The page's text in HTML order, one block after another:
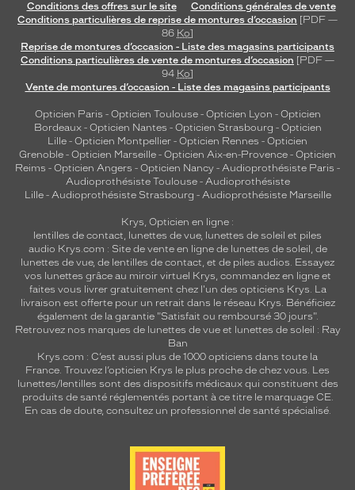
Conditions des offres sur le site
Conditions générales de vente
Conditions particulières de reprise de montures d’occasion [PDF —
86 Ko]
Reprise de montures d’occasion - Liste des magasins participants
Conditions particulières de vente de montures d’occasion [PDF —
94 Ko]
Vente de montures d’occasion - Liste des magasins participants
Opticien Paris - Opticien Toulouse- Opticien Lyon - Opticien
Bordeaux- Opticien Nantes - Opticien Strasbourg - Opticien
Lille - Opticien Montpellier - Opticien Rennes - Opticien
Grenoble - Opticien Marseille - Opticien Aix-en-Provence - Opticien
Reims - Opticien Angers - Opticien Nancy - Audioprothésiste Paris -
Audioprothésiste Toulouse- Audioprothésiste
Lille- Audioprothésiste Strasbourg - Audioprothésiste Marseille
Krys, Opticien en ligne :
lentilles de contact, lunettes de vue, lunettes de soleil et piles
audio Krys.com : Site de vente en ligne de lunettes de soleil, de
lunettes de vue, de lentilles de contact, et de piles audios. Essayez
vos lunettes grâce au miroir virtuel Krys, commandez en ligne et
faites vous livrer gratuitement chez l'un des opticiens Krys. La
livraison est offerte pour un retrait dans le réseau Krys. Bénéficiez
également de la garantie "Satisfait ou remboursé 30 jours".
Retrouvez nos marques de lunettes de vue et lunettes de soleil : Ray
Ban
Krys.com : C’est aussi plus de 1000 opticiens dans toute la
France. Trouvez l’opticien Krys le plus proche de chez vous. Les
lunettes/lentilles sont des dispositifs médicaux qui constituent des
produits de santé réglementés portant à ce titre le marquage CE.
En cas de doute, consultez un professionnel de santé spécialisé.